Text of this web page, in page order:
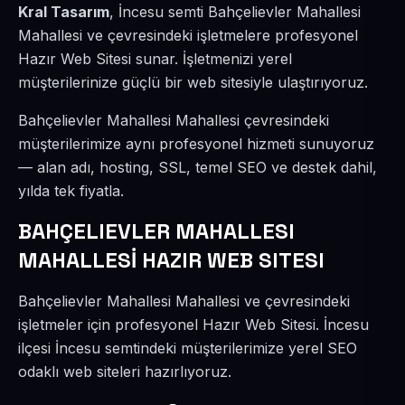
Kral Tasarım, İncesu semti Bahçelievler Mahallesi
Mahallesi ve çevresindeki işletmelere profesyonel
Hazır Web Sitesi sunar. İşletmenizi yerel
müşterilerinize güçlü bir web sitesiyle ulaştırıyoruz.
Bahçelievler Mahallesi Mahallesi çevresindeki
müşterilerimize aynı profesyonel hizmeti sunuyoruz
— alan adı, hosting, SSL, temel SEO ve destek dahil,
yılda tek fiyatla.
BAHÇELIEVLER MAHALLESI
MAHALLESİ HAZIR WEB SITESI
Bahçelievler Mahallesi Mahallesi ve çevresindeki
işletmeler için profesyonel Hazır Web Sitesi. İncesu
ilçesi İncesu semtindeki müşterilerimize yerel SEO
odaklı web siteleri hazırlıyoruz.